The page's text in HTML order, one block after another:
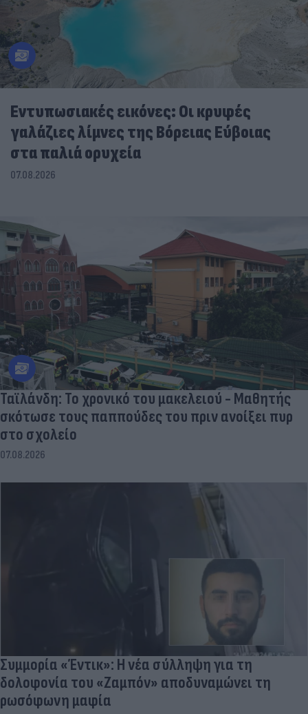
Εντυπωσιακές εικόνες: Οι κρυφές
γαλάζιες λίμνες της Βόρειας Εύβοιας
στα παλιά ορυχεία
07.08.2026
Ταϊλάνδη: Το χρονικό του μακελειού - Μαθητής
σκότωσε τους παππούδες του πριν ανοίξει πυρ
στο σχολείο
07.08.2026
Συμμορία «Έντικ»: Η νέα σύλληψη για τη
δολοφονία του «Ζαμπόν» αποδυναμώνει τη
ρωσόφωνη μαφία